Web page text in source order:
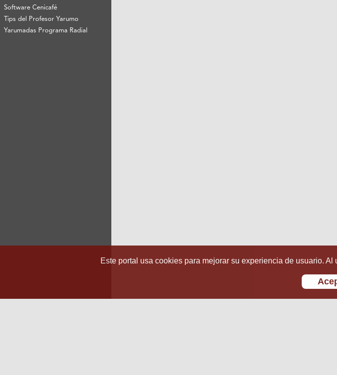
Software Cenicafé
Tips del Profesor Yarumo
Yarumadas Programa Radial
Este portal usa cookies para mejorar su experiencia de usuario.